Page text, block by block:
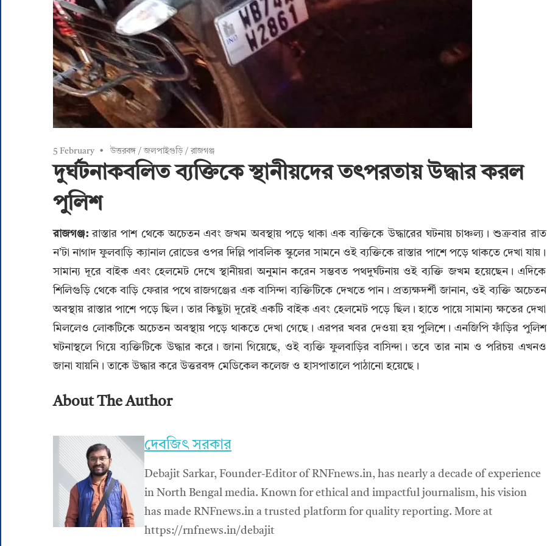
5 February উত্তরবঙ্গ /জলপাইগুড়ি /রাজগঞ্জ
দুর্ঘটনাকবলিত ব্যক্তিকে স্থানীয়দের তৎপরতায় উদ্ধার করল
পুলিশ
রাজগঞ্জ: রাস্তার পাশ থেকে অচেতন এবং জখম অবস্থায় পড়ে থাকা এক ব্যক্তিকে উদ্ধারের ঘটনায় চাঞ্চল্য। শুক্রবার রাত
ন’টা নাগাদ ফুলবাড়ি ক্যানাল রোডের ওপর দিল্লি পাবলিক স্কুলের সামনে ওই ব্যক্তিকে রাস্তার পাশে পড়ে থাকতে দেখা যায়।
সামান্য দূরে বাইক এবং হেলমেট দেখে স্থানীয়রা অনুমান করেন সম্ভবত পথদুর্ঘটনায় ওই ব্যক্তি জখম হয়েছেন। এদিকে
শিলিগুড়ি থেকে বাড়ি ফেরার পথে রাজগঞ্জের এক বাসিন্দা ব্যক্তিটিকে দেখতে পান। প্রত্যক্ষদর্শী জানান, ওই ব্যক্তি অচেতন
অবস্থায় রাস্তার পাশে পড়ে ছিল। তার কিছুটা দূরেই একটি বাইক এবং হেলমেট পড়ে ছিল। হাতে পায়ে সামান্য ক্ষতের দেখা
মিললেও লোকটিকে অচেতন অবস্থায় পড়ে থাকতে দেখা গেছে। এরপর খবর দেওয়া হয় পুলিশে। এনজিপি ফাঁড়ির পুলিশ
ঘটনাস্থলে গিয়ে ব্যক্তিটিকে উদ্ধার করে। জানা গিয়েছে, ওই ব্যক্তি ফুলবাড়ির বাসিন্দা। তবে তার নাম ও পরিচয় এখনও
জানা যায়নি। তাকে উদ্ধার করে উত্তরবঙ্গ মেডিকেল কলেজ ও হাসপাতালে পাঠানো হয়েছে।
About The Author
দেবজিৎ সরকার
Debajit Sarkar, Founder-Editor of RNFnews.in, has nearly a decade of experience
in North Bengal media. Known for ethical and impactful journalism, his vision
has made RNFnews.in a trusted platform for quality reporting. More at
https://rnfnews.in/debajit